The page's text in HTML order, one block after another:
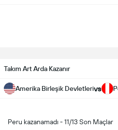
Takım Art Arda Kazanır
Amerika Birleşik Devletlerivs
Peru kazanamadı - 11/13 Son Maçlar